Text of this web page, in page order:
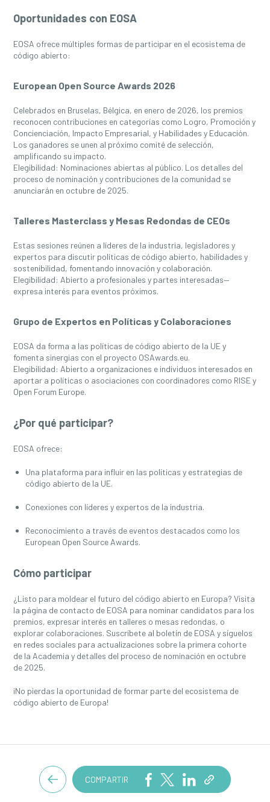
Oportunidades con EOSA
EOSA ofrece múltiples formas de participar en el ecosistema de
código abierto:
European Open Source Awards 2026
Celebrados en Bruselas, Bélgica, en enero de 2026, los premios
reconocen contribuciones en categorías como Logro, Promoción y
Concienciación, Impacto Empresarial, y Habilidades y Educación.
Los ganadores se unen al próximo comité de selección,
amplificando su impacto.
Elegibilidad: Nominaciones abiertas al público. Los detalles del
proceso de nominación y contribuciones de la comunidad se
anunciarán en octubre de 2025.
Talleres Masterclass y Mesas Redondas de CEOs
Estas sesiones reúnen a líderes de la industria, legisladores y
expertos para discutir políticas de código abierto, habilidades y
sostenibilidad, fomentando innovación y colaboración.
Elegibilidad: Abierto a profesionales y partes interesadas—
expresa interés para eventos próximos.
Grupo de Expertos en Políticas y Colaboraciones
EOSA da forma a las políticas de código abierto de la UE y
fomenta sinergias con el proyecto OSAwards.eu.
Elegibilidad: Abierto a organizaciones e individuos interesados en
aportar a políticas o asociaciones con coordinadores como RISE y
Open Forum Europe.
¿Por qué participar?
EOSA ofrece:
Una plataforma para influir en las políticas y estrategias de
código abierto de la UE.
Conexiones con líderes y expertos de la industria.
Reconocimiento a través de eventos destacados como los
European Open Source Awards.
Cómo participar
¿Listo para moldear el futuro del código abierto en Europa? Visita
la página de contacto de EOSA para nominar candidatos para los
premios, expresar interés en talleres o mesas redondas, o
explorar colaboraciones. Suscríbete al boletín de EOSA y síguelos
en redes sociales para actualizaciones sobre la primera cohorte
de la Academia y detalles del proceso de nominación en octubre
de 2025.
¡No pierdas la oportunidad de formar parte del ecosistema de
código abierto de Europa!
COMPARTIR